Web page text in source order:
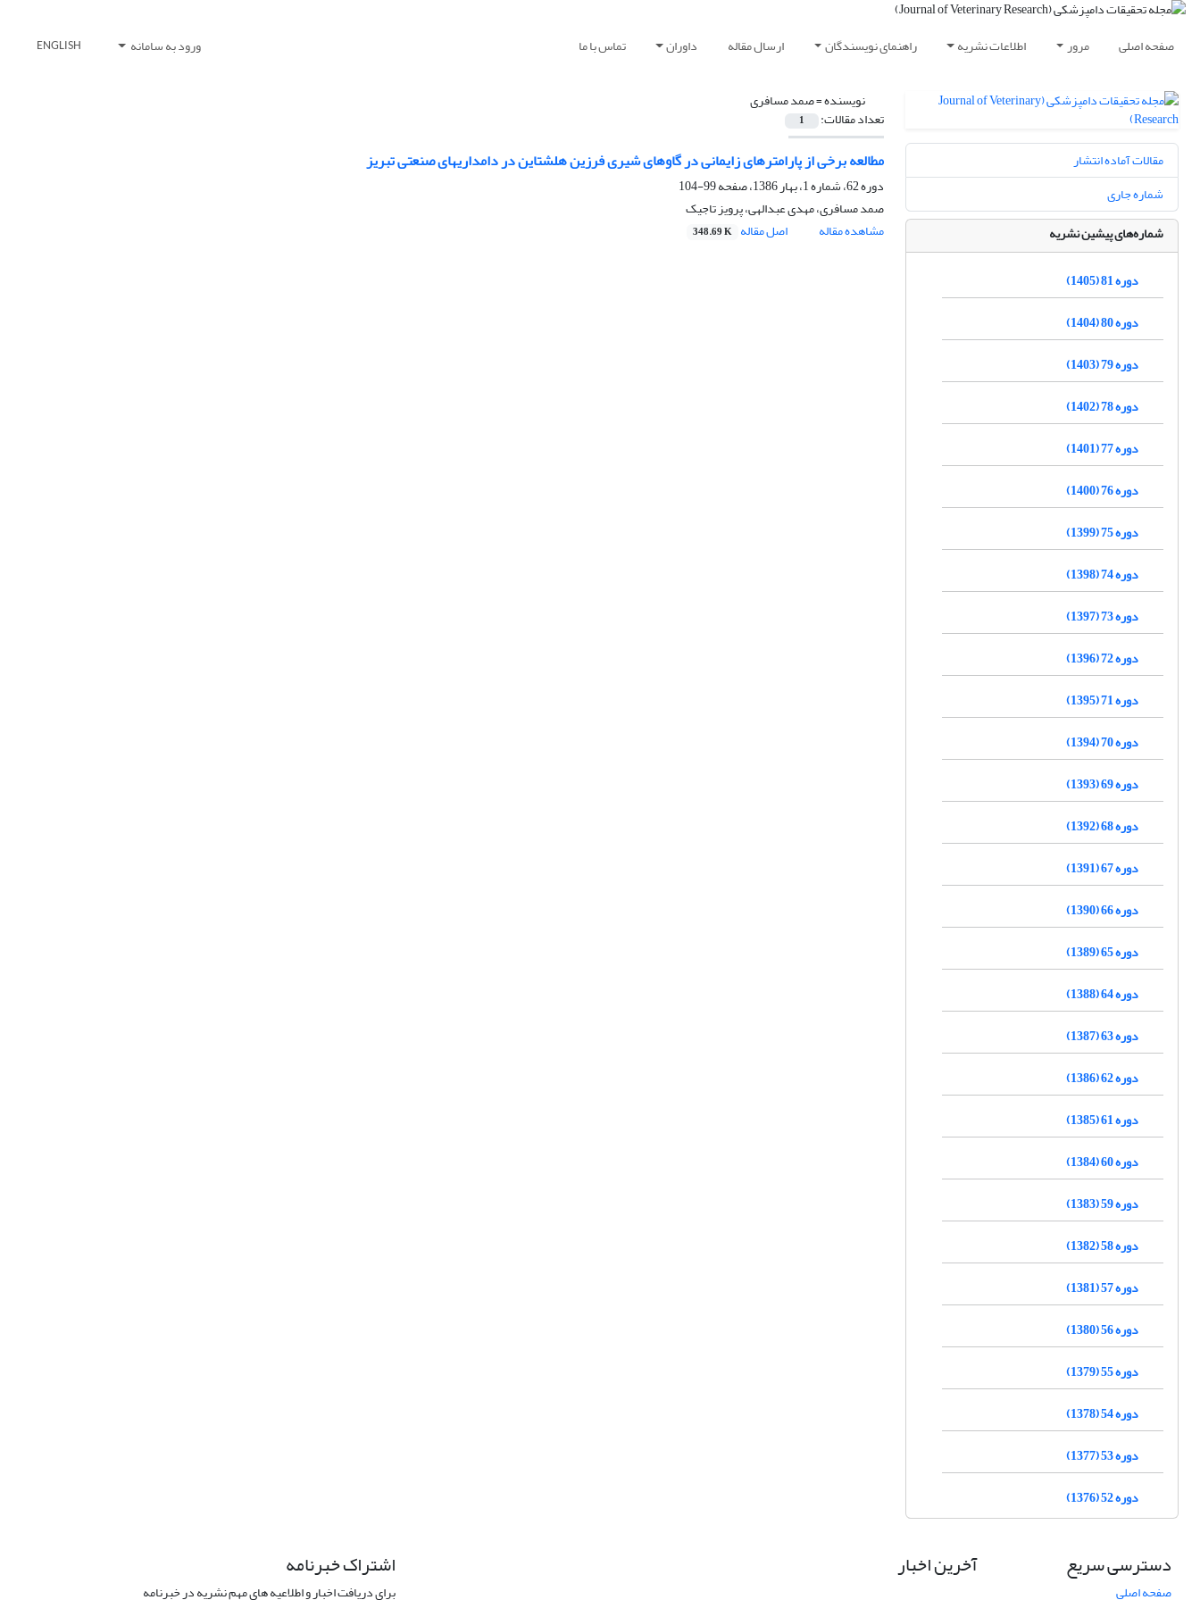
صفحه اصلی مرور اطلاعات نشریه راهنمای نویسندگان ارسال مقاله داوران تماس با ما ورود به سامانه ENGLISH
نویسنده =صمد مسافری
تعداد مقالات: 1
مطالعه برخی از پارامترهای زایمانی در گاوهای شیری فرزین هلشتاین در دامداریهای صنعتی تبریز
دوره 62، شماره 1، بهار 1386، صفحه
99-104
صمد مسافری، مهدی عبدالهی، پرویز تاجیک
مشاهده مقاله
اصل مقاله 348.69 K
مقالات آماده انتشار
شماره جاری
شماره‌های پیشین نشریه
دوره 81 (1405)
دوره 80 (1404)
دوره 79 (1403)
دوره 78 (1402)
دوره 77 (1401)
دوره 76 (1400)
دوره 75 (1399)
دوره 74 (1398)
دوره 73 (1397)
دوره 72 (1396)
دوره 71 (1395)
دوره 70 (1394)
دوره 69 (1393)
دوره 68 (1392)
دوره 67 (1391)
دوره 66 (1390)
دوره 65 (1389)
دوره 64 (1388)
دوره 63 (1387)
دوره 62 (1386)
دوره 61 (1385)
دوره 60 (1384)
دوره 59 (1383)
دوره 58 (1382)
دوره 57 (1381)
دوره 56 (1380)
دوره 55 (1379)
دوره 54 (1378)
دوره 53 (1377)
دوره 52 (1376)
دسترسی سریع
صفحه اصلی
آخرین اخبار اشتراک خبرنامه
برای دریافت اخبار و اطلاعیه های مهم نشریه در خبرنامه